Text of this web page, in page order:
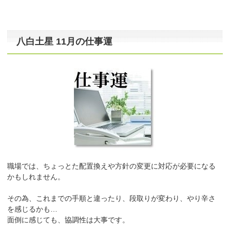
八白土星 11月の仕事運
職場では、ちょっとた配置換えや方針の変更に対応が必要になる
かもしれません。
その為、これまでの手順と違ったり、段取りが変わり、やり辛さ
を感じるかも…
面倒に感じても、協調性は大事です。